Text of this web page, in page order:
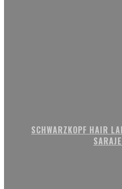
SCHWARZKOPF HAIR